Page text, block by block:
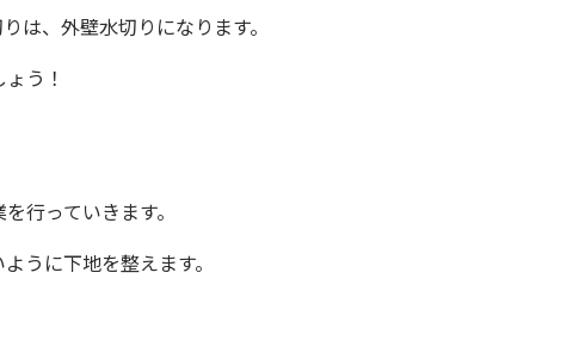
は、外壁水切りになります。
う！
行っていきます。
うに下地を整えます。